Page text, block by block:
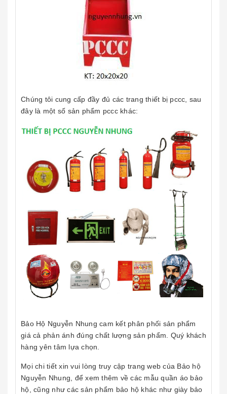
Chúng tôi cung cấp đầy đủ các trang thiết bị pccc, sau
đây là một số sản phẩm pccc khác:
Bảo Hộ Nguyễn Nhung cam kết phân phối sản phẩm
giá cả phản ánh đúng chất lượng sản phẩm. Quý khách
hàng yên tâm lựa chọn.
Mọi chi tiết xin vui lòng truy cập trang web của Bảo hộ
Nguyễn Nhung, để xem thêm về các mẫu quần áo bảo
hộ, cũng như các sản phẩm bảo hộ khác như giày bảo